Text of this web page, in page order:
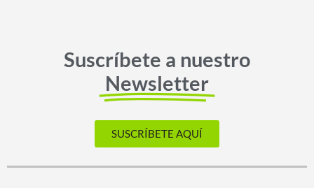
Suscríbete a nuestro
Newsletter
SUSCRÍBETE AQUÍ